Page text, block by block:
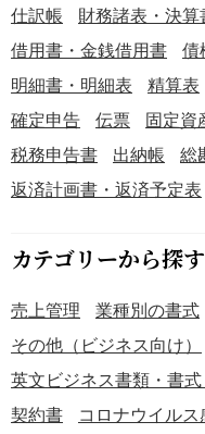
るための、基礎情報を提供
するメリット ・製造活
ため、感覚ではなく客
が可能になります。 ・
売価格を設定する際の
精度が高まります。 ・
ことで、非効率な工程
を発見しやすくなります。 こちらはExcelで作成した
は、自動で計算する仕
ードできる本テンプレー
仕訳帳 財務諸表・決算
借用書・金銭借用書
債
明細書・明細表
精算表
確定申告
伝票
固定資
税務申告書
出納帳 総
返済計画書・返済予定表
カテゴリーから探す
売上管理 業種別の書式
その他（ビジネス向け）
英文ビジネス書類・書式
契約書
コロナウイル